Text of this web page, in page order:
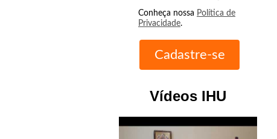
Conheça nossa Política de
Privacidade.
Vídeos IHU